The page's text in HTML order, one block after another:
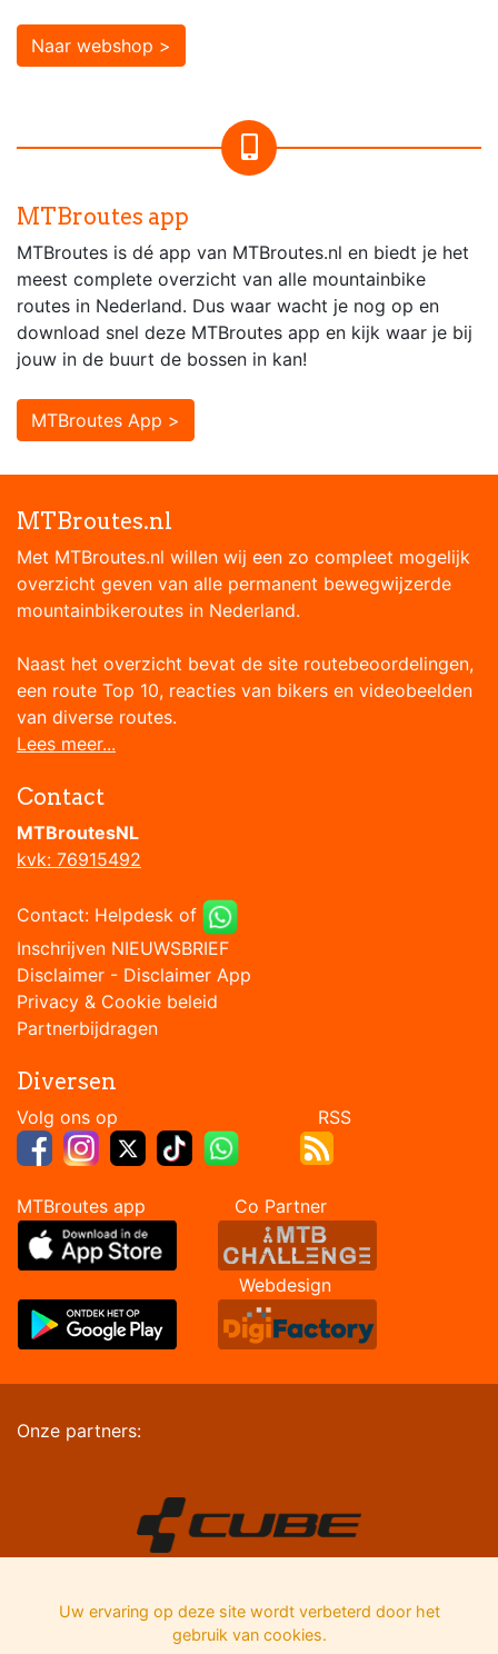
Naar webshop >
MTBroutes app
MTBroutes is dé app van MTBroutes.nl en biedt je het
meest complete overzicht van alle mountainbike
routes in Nederland. Dus waar wacht je nog op en
download snel deze MTBroutes app en kijk waar je bij
jouw in de buurt de bossen in kan!
MTBroutes App >
MTBroutes.nl
Met MTBroutes.nl willen wij een zo compleet mogelijk
overzicht geven van alle permanent bewegwijzerde
mountainbikeroutes in Nederland.
Naast het overzicht bevat de site routebeoordelingen,
een route Top 10, reacties van bikers en videobeelden
van diverse routes.
Lees meer...
Contact
MTBroutesNL
kvk: 76915492
Contact: Helpdesk of
Inschrijven NIEUWSBRIEF
Disclaimer - Disclaimer App
Privacy & Cookie beleid
Partnerbijdragen
Diversen
Volg ons op RSS
MTBroutes app Co Partner
Webdesign
Onze partners:
Uw ervaring op deze site wordt verbeterd door het
gebruik van cookies.